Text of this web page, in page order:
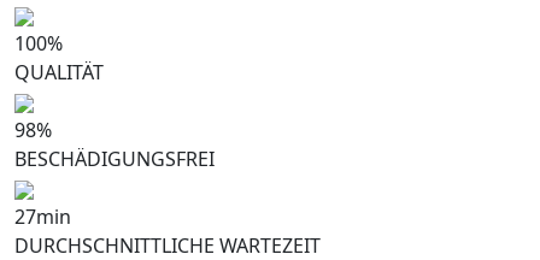
100%
QUALITÄT
98%
BESCHÄDIGUNGSFREI
27min
DURCHSCHNITTLICHE WARTEZEIT